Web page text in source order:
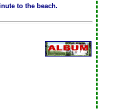
to the beach.